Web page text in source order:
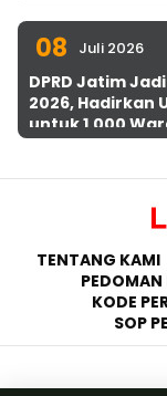
08 Juli 2026
DPRD Jatim
2026, Hadirkan
untuk 1.000
TENTANG KAMI
PEDOMAN
KODE
SOP